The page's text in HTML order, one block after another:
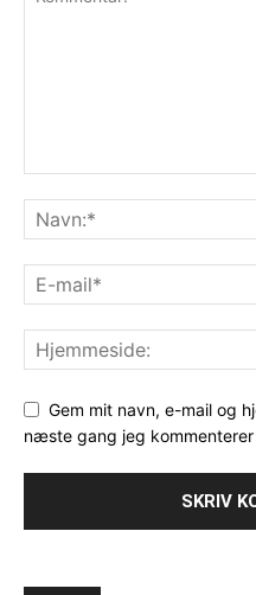
Gem mit navn, e-mail og
næste gang jeg kommenterer